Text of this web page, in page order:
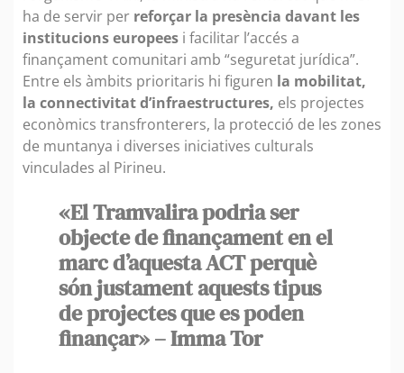
ha de servir per reforçar la presència davant les
institucions europees i facilitar l’accés a
finançament comunitari amb “seguretat jurídica”.
Entre els àmbits prioritaris hi figuren la mobilitat,
la connectivitat d’infraestructures, els projectes
econòmics transfronterers, la protecció de les zones
de muntanya i diverses iniciatives culturals
vinculades al Pirineu.
«El Tramvalira podria ser
objecte de finançament en el
marc d’aquesta ACT perquè
són justament aquests tipus
de projectes que es poden
finançar» – Imma Tor